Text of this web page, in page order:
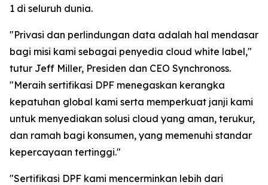
1 di seluruh dunia.
"Privasi dan perlindungan data adalah hal mendasar
bagi misi kami sebagai penyedia cloud white label,"
tutur Jeff Miller, Presiden dan CEO Synchronoss.
"Meraih sertifikasi DPF menegaskan kerangka
kepatuhan global kami serta memperkuat janji kami
untuk menyediakan solusi cloud yang aman, terukur,
dan ramah bagi konsumen, yang memenuhi standar
kepercayaan tertinggi."
"Sertifikasi DPF kami mencerminkan lebih dari